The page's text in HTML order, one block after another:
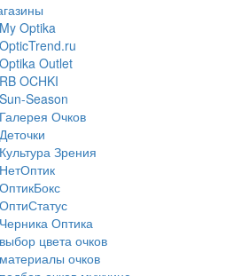
My Optika
OpticTrend.ru
Optika Outlet
RB OCHKI
Sun-Season
Галерея Очков
Деточки
Культура Зрения
НетОптик
ОптикБокс
ОптиСтатус
Черника Оптика
выбор цвета очков
материалы очков